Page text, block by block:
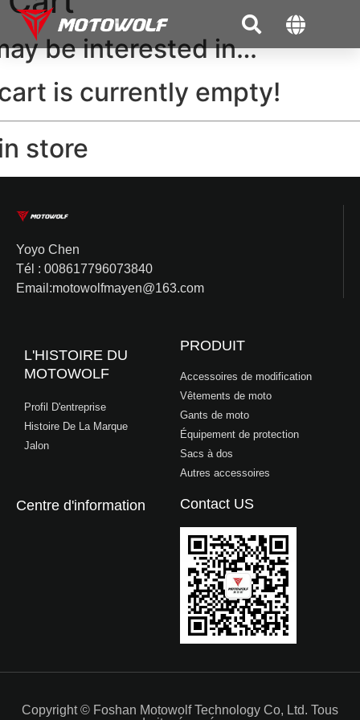
be interested in…
is currently empty!
store
Yoyo Chen
Tél : 008617796073840
Email:motowolfmayen@163.com
L'HISTOIRE DU
MOTOWOLF
Profil D'entreprise
Histoire De La Marque
Jalon
PRODUIT
Accessoires de modification
Vêtements de moto
Gants de moto
Équipement de protection
Sacs à dos
Autres accessoires
Centre d'information Contact US
Copyright © Foshan Motowolf Technology Co, Ltd. Tous